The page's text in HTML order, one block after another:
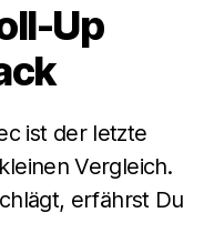
Up
ist der letzte
Vergleich.
erfährst Du